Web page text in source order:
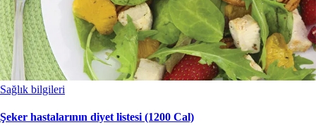
Sağlık bilgileri
Şeker hastalarının diyet listesi (1200 Cal)